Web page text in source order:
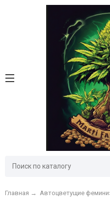
Главная → Автоцветущие